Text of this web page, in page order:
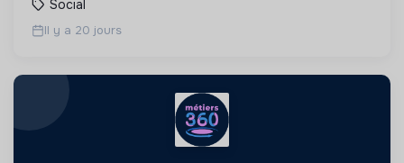
Social
Il y a 20 jours